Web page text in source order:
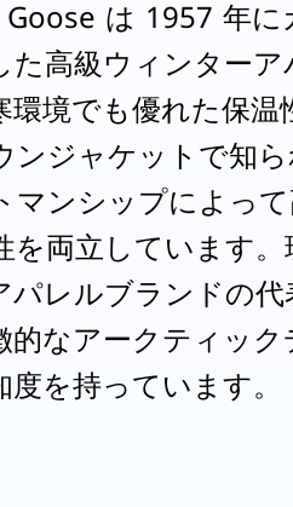
Goose は 1957 年に
た高級ウィンター
環境でも優れた保温
ンジャケットで知
マンシップによっ
を両立しています。
パレルブランドの
的なアークティッ
度を持っています。